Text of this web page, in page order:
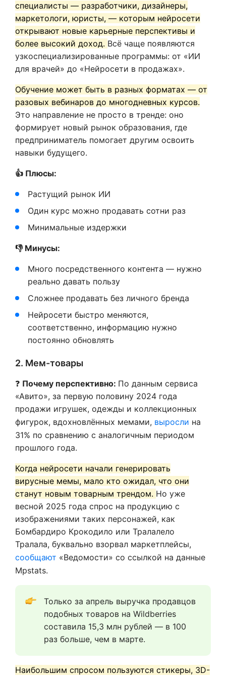
специалисты — разработчики, дизайнеры,
маркетологи, юристы, — которым нейросети
открывают новые карьерные перспективы и
более высокий доход. Всё чаще появляются
узкоспециализированные программы: от «ИИ
для врачей» до «Нейросети в продажах».
Обучение может быть в разных форматах — от
разовых вебинаров до многодневных курсов.
Это направление не просто в тренде: оно
формирует новый рынок образования, где
предприниматель помогает другим освоить
навыки будущего.
👍 Плюсы:
Растущий рынок ИИ
Один курс можно продавать сотни раз
Минимальные издержки
👎 Минусы:
Много посредственного контента — нужно
реально давать пользу
Сложнее продавать без личного бренда
Нейросети быстро меняются,
соответственно, информацию нужно
постоянно обновлять
2. Мем-товары
❓ Почему перспективно: По данным сервиса
«Авито», за первую половину 2024 года
продажи игрушек, одежды и коллекционных
фигурок, вдохновлённых мемами, выросли на
31% по сравнению с аналогичным периодом
прошлого года.
Когда нейросети начали генерировать
вирусные мемы, мало кто ожидал, что они
станут новым товарным трендом. Но уже
весной 2025 года спрос на продукцию с
изображениями таких персонажей, как
Бомбардиро Крокодило или Тралалело
Тралала, буквально взорвал маркетплейсы,
сообщают «Ведомости» со ссылкой на данные
Mpstats.
Только за апрель выручка продавцов
подобных товаров на Wildberries
составила 15,3 млн рублей — в 100
раз больше, чем в марте.
Наибольшим спросом пользуются стикеры, 3D-